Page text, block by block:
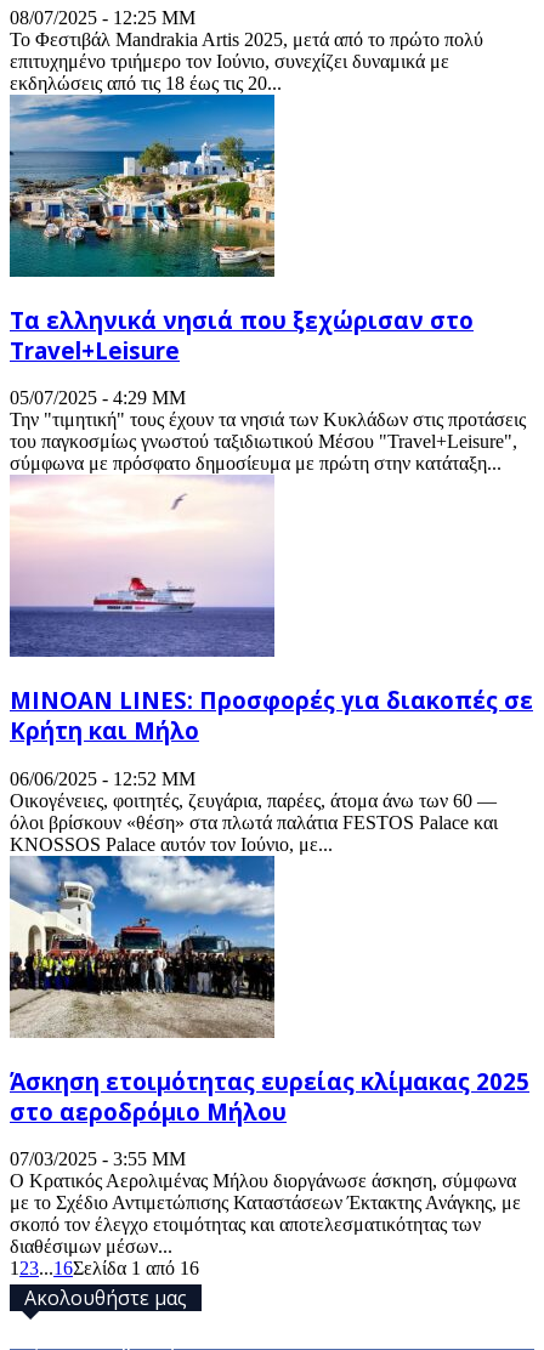
08/07/2025 - 12:25 ΜΜ
Το Φεστιβάλ Mandrakia Artis 2025, μετά από το πρώτο πολύ
επιτυχημένο τριήμερο τον Ιούνιο, συνεχίζει δυναμικά με
εκδηλώσεις από τις 18 έως τις 20...
Τα ελληνικά νησιά που ξεχώρισαν στο
Travel+Leisure
05/07/2025 - 4:29 ΜΜ
Την "τιμητική" τους έχουν τα νησιά των Κυκλάδων στις προτάσεις
του παγκοσμίως γνωστού ταξιδιωτικού Μέσου "Travel+Leisure",
σύμφωνα με πρόσφατο δημοσίευμα με πρώτη στην κατάταξη...
MINOAN LINES: Προσφορές για διακοπές σε
Κρήτη και Μήλο
06/06/2025 - 12:52 ΜΜ
Οικογένειες, φοιτητές, ζευγάρια, παρέες, άτομα άνω των 60 —
όλοι βρίσκουν «θέση» στα πλωτά παλάτια FESTOS Palace και
KNOSSOS Palace αυτόν τον Ιούνιο, με...
Άσκηση ετοιμότητας ευρείας κλίμακας 2025
στο αεροδρόμιο Μήλου
07/03/2025 - 3:55 ΜΜ
Ο Κρατικός Αερολιμένας Μήλου διοργάνωσε άσκηση, σύμφωνα
με το Σχέδιο Αντιμετώπισης Καταστάσεων Έκτακτης Ανάγκης, με
σκοπό τον έλεγχο ετοιμότητας και αποτελεσματικότητας των
διαθέσιμων μέσων...
1 23...16Σελίδα 1 από 16
Ακολουθήστε μας